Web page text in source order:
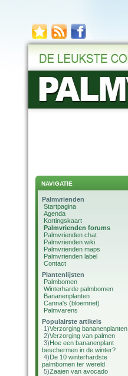
NAVIGATIE
Palmvrienden
Startpagina
Agenda
Kortingskaart
Palmvrienden forums
Palmvrienden chat
Palmvrienden wiki
Palmvrienden maps
Palmvrienden label
Contact
Plantenlijsten
Palmbomen
Winterharde palmbomen
Bananenplanten
Canna's (bloemriet)
Palmvarens
Populairste artikels
1)Verzorging bananenplanten
2)Verzorging van palmen
3)Hoe een bananenplant
beschermen in de winter?
4)De 10 winterhardste
palmbomen ter wereld
5)Zaaien van avocado